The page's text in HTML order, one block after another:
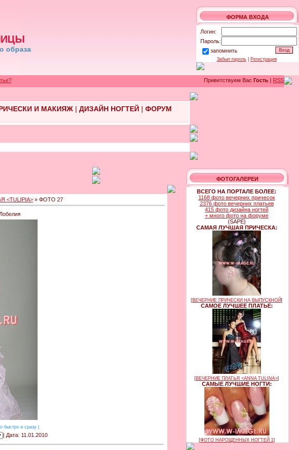
образа
ФОРМА ВХОДА
Логин:
Пароль:
запомнить
Забыл пароль| Регистрация
Приветствуем Вас Гость | RSS
И МАКИЯЖ| ДИЗАЙН НОГТЕЙ| ФОРУМ
<TULIPIA> » ФОТО 27
быстро и сразу
| Дата: 11.01.2010
ФОТОГАЛЕРЕИ
ВСЕГО НА ПОРТАЛЕ БОЛЕЕ:
1168 фото вечерних причесок
2376 фото вечерних платьев
415 фото дизайна ногтей
+ много фото на форуме
{SAPE}
САМАЯ ЛУЧШАЯ ПРИЧЕСКА:
[ВЕЧЕРНИЕ ПРИЧЕСКИ НА ВЫПУСКНОЙ]
САМОЕ ЛУЧШЕЕ ПЛАТЬЕ:
[ВЕЧЕРНИЕ ПЛАТЬЯ <ANNA TULINA>]
САМЫЕ ЛУЧШИЕ НОГТИ:
[ФОТО НАРОЩЕННЫХ НОГТЕЙ 1]